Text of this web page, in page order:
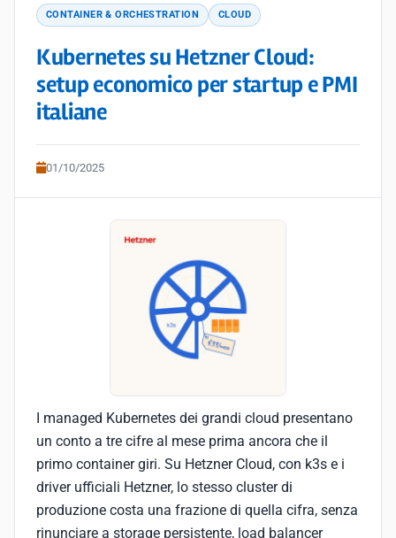
CONTAINER & ORCHESTRATION CLOUD
Kubernetes su Hetzner Cloud:
setup economico per startup e PMI
italiane
01/10/2025
I managed Kubernetes dei grandi cloud presentano
un conto a tre cifre al mese prima ancora che il
primo container giri. Su Hetzner Cloud, con k3s e i
driver ufficiali Hetzner, lo stesso cluster di
produzione costa una frazione di quella cifra, senza
rinunciare a storage persistente, load balancer